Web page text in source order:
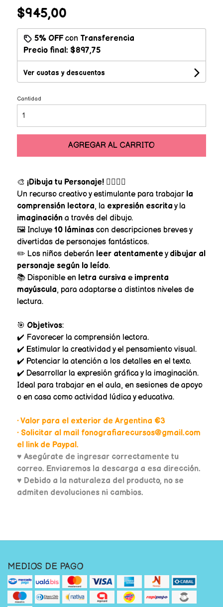
$945,00
5% OFFcon Transferencia
Precio final: $897,75
Ver cuotas y descuentos
Cantidad
AGREGAR AL CARRITO
🎨 ¡Dibuja tu Personaje!🧚‍♂️🦸‍♀️
Un recurso creativo y estimulante para trabajar la
comprensión lectora, la expresión escrita y la
imaginacióna través del dibujo.
🖼️ Incluye 10 láminascon descripciones breves y
divertidas de personajes fantásticos.
✏️ Los niños deberán leer atentamentey dibujar al
personaje según lo leído.
📚 Disponible en letra cursiva e imprenta
mayúscula, para adaptarse a distintos niveles de
lectura.
🎯 Objetivos:
✔️ Favorecer la comprensión lectora.
✔️ Estimular la creatividad y el pensamiento visual.
✔️ Potenciar la atención a los detalles en el texto.
✔️ Desarrollar la expresión gráfica y la imaginación.
Ideal para trabajar en el aula, en sesiones de apoyo
o en casa como actividad lúdica y educativa.
• Valor para el exterior de Argentina €3
• Solicitar al mail fonografiarecursos@gmail.com
el link de Paypal.
♥ Asegúrate de ingresar correctamente tu
correo. Enviaremos la descarga a esa dirección.
♥ Debido a la naturaleza del producto, no se
admiten devoluciones ni cambios.
MEDIOS DE PAGO